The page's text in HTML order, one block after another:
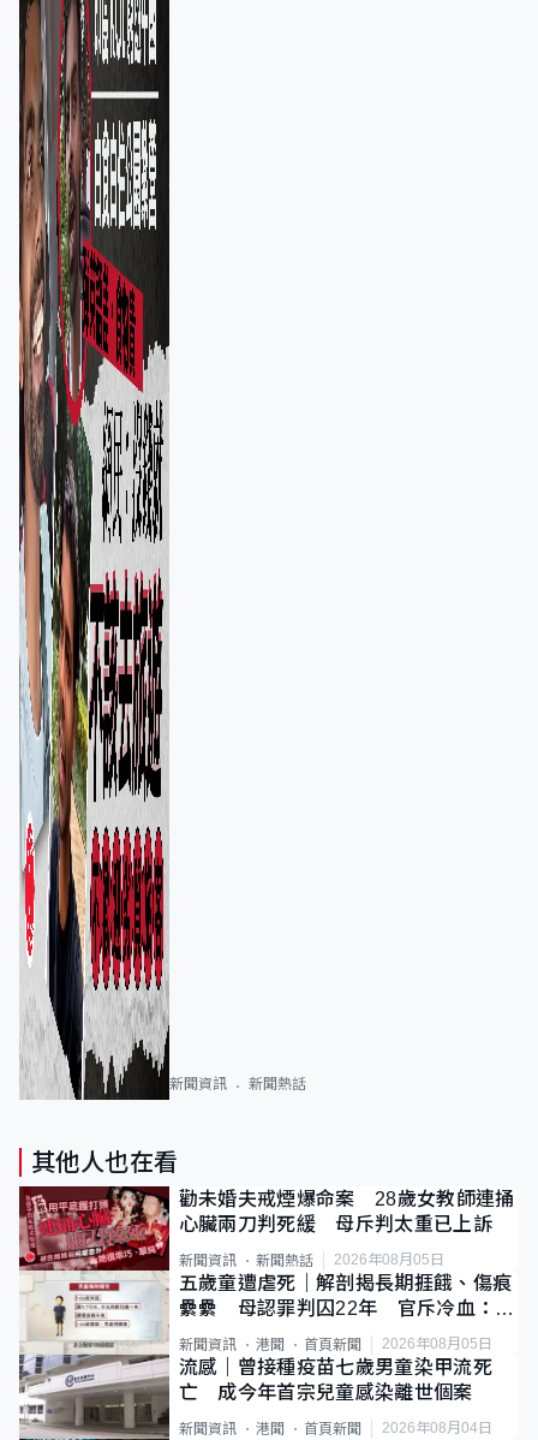
新聞資訊 新聞熱話
其他人也在看
勸未婚夫戒煙爆命案 28歲女教師連捅
心臟兩刀判死緩 母斥判太重已上訴
新聞資訊 新聞熱話 2026年08月05日
五歲童遭虐死｜解剖揭長期捱餓、傷痕
纍纍 母認罪判囚22年 官斥冷血：同
類案最惡劣
新聞資訊 港聞 首頁新聞 2026年08月05日
流感｜曾接種疫苗七歲男童染甲流死
亡 成今年首宗兒童感染離世個案
新聞資訊 港聞 首頁新聞 2026年08月04日